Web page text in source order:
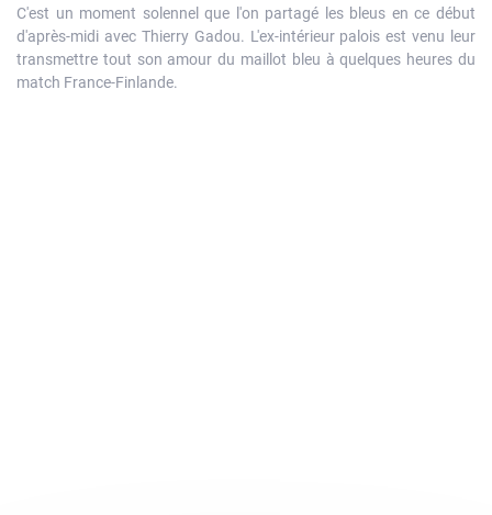
C'est un moment solennel que l'on partagé les bleus en ce début
d'après-midi avec Thierry Gadou. L'ex-intérieur palois est venu leur
transmettre tout son amour du maillot bleu à quelques heures du
match France-Finlande.